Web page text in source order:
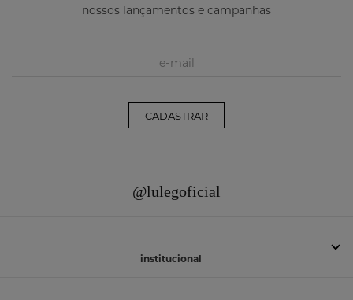
nossos lançamentos e campanhas
CADASTRAR
@lulegoficial
institucional